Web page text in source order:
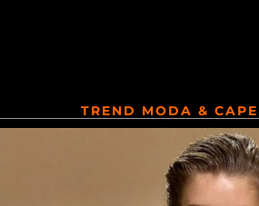
TREND MODA &